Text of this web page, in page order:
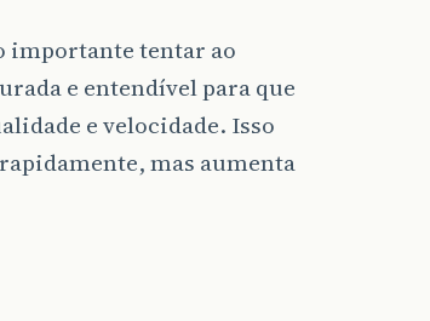
importante tentar ao
e entendível para que
e velocidade. Isso
mas aumenta